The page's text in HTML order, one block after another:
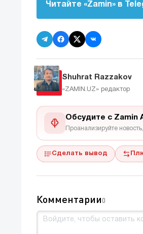
Читайте «Zamin» в
Shuhrat Razzakov
«ZAMIN.UZ» редактор
Обсудите с Zamin
Проанализируйте
Сделать вывод
Комментарии0